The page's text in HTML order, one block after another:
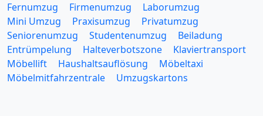
Fernumzug
Firmenumzug
Laborumzug
Mini Umzug
Praxisumzug
Privatumzug
Seniorenumzug
Studentenumzug
Beiladung
Entrümpelung
Halteverbotszone
Klaviertransport
Möbellift
Haushaltsauflösung
Möbeltaxi
Möbelmitfahrzentrale
Umzugskartons